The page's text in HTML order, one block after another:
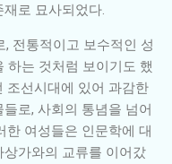
로 묘사되었다.
, 전통적이고 보수적인 성
하는 것처럼 보이기도 했
조선시대에 있어 과감한
로, 사회의 통념을 넘어
한 여성들은 인문학에 대
가와의 교류를 이어갔